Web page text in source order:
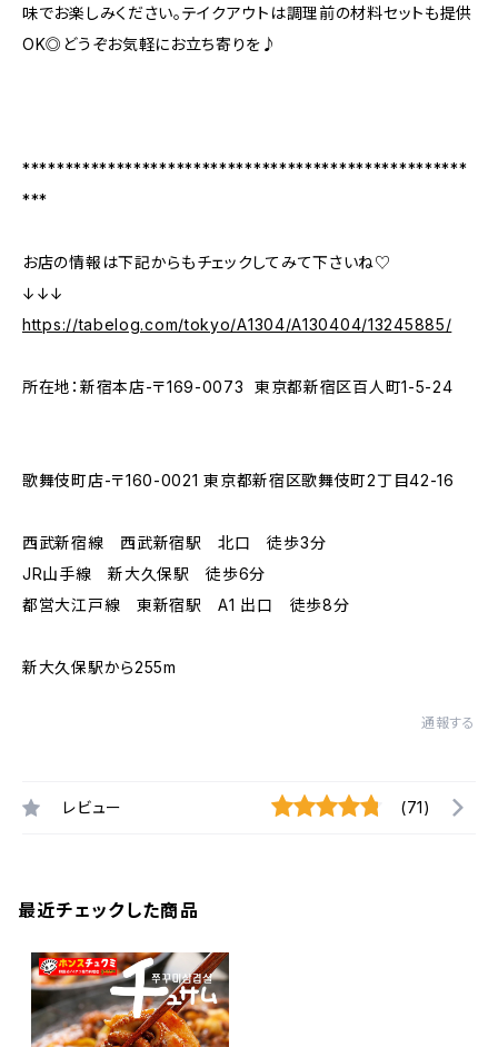
味でお楽しみください。テイクアウトは調理前の材料セットも提供
OK◎どうぞお気軽にお立ち寄りを♪
****************************************************
***
お店の情報は下記からもチェックしてみて下さいね♡
↓↓↓
https://tabelog.com/tokyo/A1304/A130404/13245885/
所在地：新宿本店-〒169-0073 東京都新宿区百人町1-5-24
歌舞伎町店-〒160-0021 東京都新宿区歌舞伎町2丁目42-16
西武新宿線 西武新宿駅 北口 徒歩3分
JR山手線 新大久保駅 徒歩6分
都営大江戸線 東新宿駅 A1 出口 徒歩8分
新大久保駅から255m
通報する
レビュー (71)
最近チェックした商品